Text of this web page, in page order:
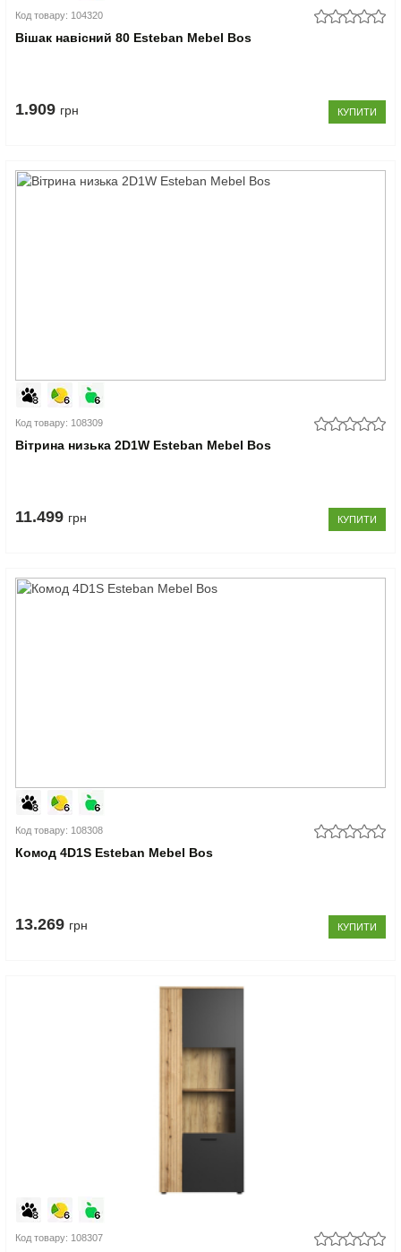
Код товару: 104320
Вішак навісний 80 Esteban Mebel Bos
1.909 грн КУПИТИ
Код товару: 108309
Вітрина низька 2D1W Esteban Mebel Bos
11.499 грн КУПИТИ
Код товару: 108308
Комод 4D1S Esteban Mebel Bos
13.269 грн КУПИТИ
Код товару: 108307